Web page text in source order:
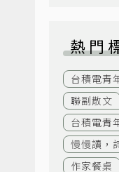
熱門
台積電青
聯副散文
台積電青
慢慢讀，
作家餐桌